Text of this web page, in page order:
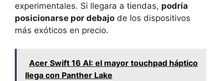
experimentales. Si llegara a tiendas, podría
posicionarse por debajo de los dispositivos
más exóticos en precio.
Acer Swift 16 AI: el mayor touchpad háptico
llega con Panther Lake